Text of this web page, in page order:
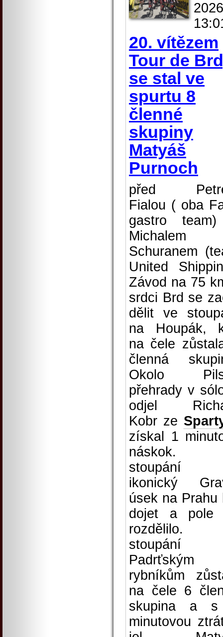
20. vítězem
Tour de
se stal ve
spurtu 8
členné
skupiny
Matyáš
Purnoch
před
Fialou ( oba
gastro
Michalem
Schuranem
United
Závod na 75
srdci Brd se
dělit ve
na Houpák,
na čele
členná
Okolo
přehrady v
odjel
Kobr ze
získal 1
náskok.
stoupání
ikonický
úsek na Prahu
dojet a pole
rozdělilo.
Padrťským
rybníkům
na čele 6
skupina a
minutovou